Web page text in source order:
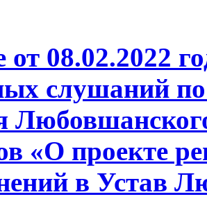
от 08.02.2022
слушаний по
«О проекте
в Устав